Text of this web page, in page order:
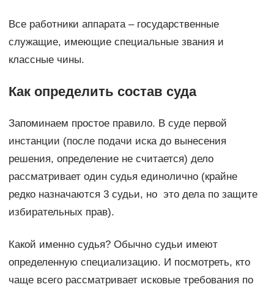
Все работники аппарата – государственные
служащие, имеющие специальные звания и
классные чины.
Как определить состав суда
Запоминаем простое правило. В суде первой
инстанции (после подачи иска до вынесения
решения, определение не считается) дело
рассматривает один судья единолично (крайне
редко назначаются 3 судьи, но это дела по защите
избирательных прав).
Какой именно судья? Обычно судьи имеют
определенную специализацию. И посмотреть, кто
чаще всего рассматривает исковые требования по